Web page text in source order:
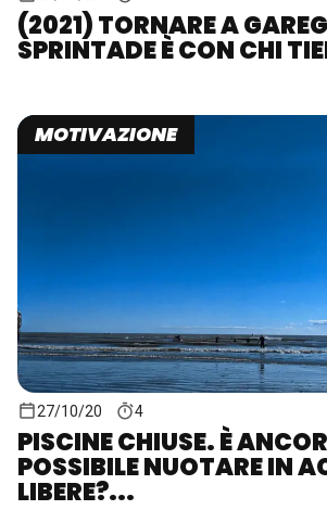
(2021) TORNARE A
SPRINTADE È CON CHI
MOTIVAZIONE
27/10/20 4
PISCINE CHIUSE. È
POSSIBILE NUOTARE IN
LIBERE?...